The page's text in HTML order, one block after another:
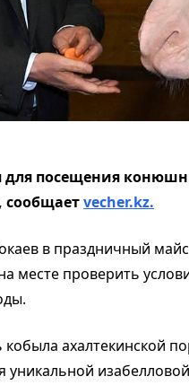
посещения
сообщаетvecher.kz.
в праздничный
месте проверить
кобыла ахалтекинской
уникальной